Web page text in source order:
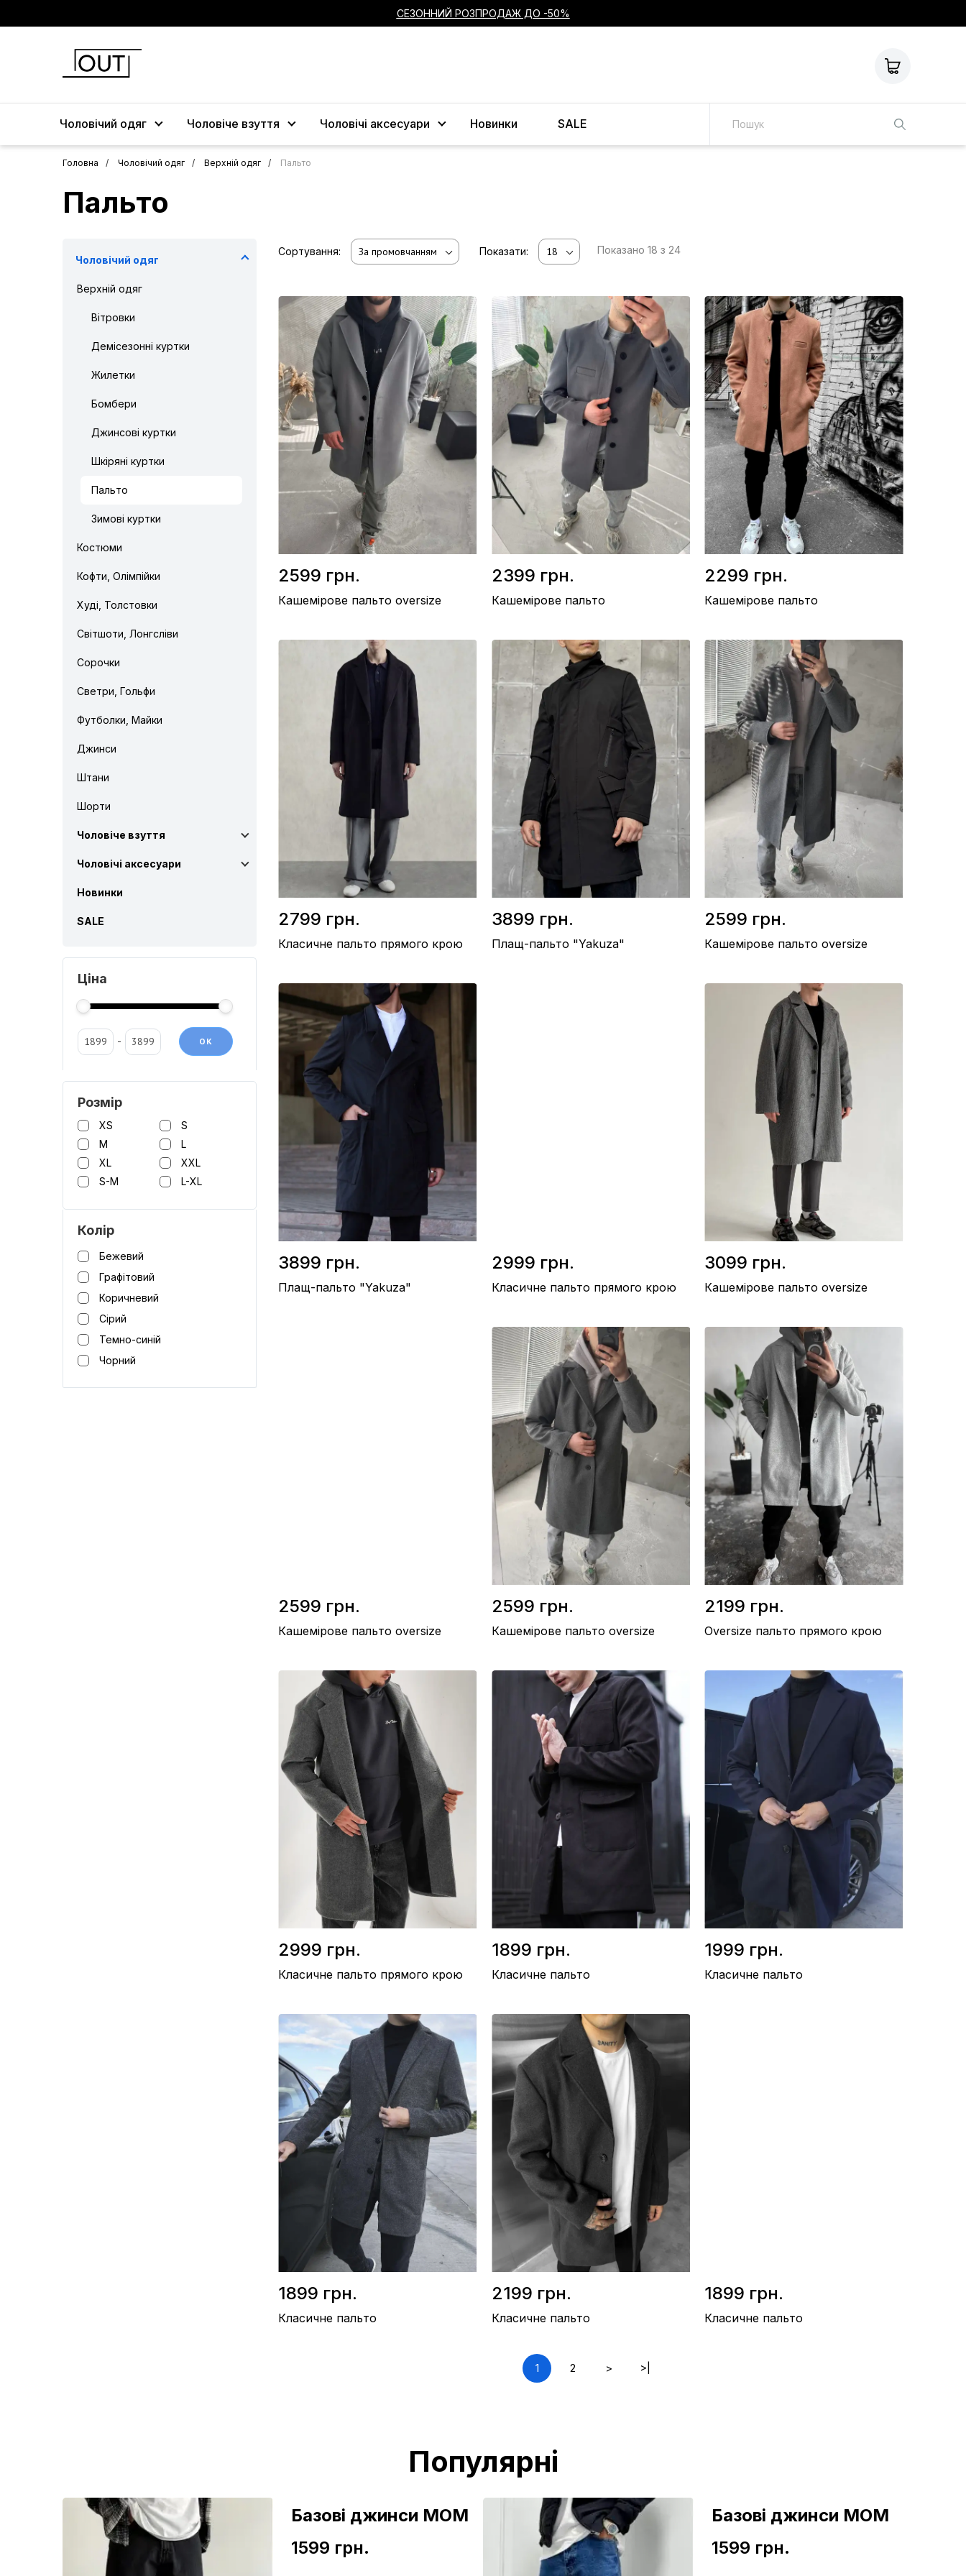
СЕЗОННИЙ РОЗПРОДАЖ ДО -50%
Чоловічий одяг Чоловіче взуття Чоловічі аксесуари Новинки SALE
Головна Чоловічий одяг Верхній одяг Пальто
Пальто
Чоловічий одяг
Верхній одяг
Вітровки
Демісезонні куртки
Жилетки
Бомбери
Джинсові куртки
Шкіряні куртки
Пальто
Зимові куртки
Костюми
Кофти, Олімпійки
Худі, Толстовки
Світшоти, Лонгсліви
Сорочки
Светри, Гольфи
Футболки, Майки
Джинси
Штани
Шорти
Чоловіче взуття
Чоловічі аксесуари
Новинки
SALE
Ціна
- OК
Розмір
ХS
S
M
L
XL
XXL
S-M
L-XL
Колір
Бежевий
Графітовий
Коричневий
Сірий
Темно-синій
Чорний
Сортування: За промовчанням Показати: 18 Показано 18 з 24
2599 грн.
Кашемірове пальто oversize
Підкладка / Нейлон
Склад / Кашемір 85%, Вовна 15%
Виробництво / Україна
Колір / Сірий
2399 грн.
Кашемірове пальто
Матеріал / Кашемір
Виробництво / Україна
Колір / Сірий
2299 грн.
Кашемірове пальто
Матеріал / Кашемір
Виробництво / Україна
Колір / Бежевий
2799 грн.
Класичне пальто прямого крою
Матеріал / Кашемір
Виробництво / Україна
Колір / Чорний
3899 грн.
Плащ-пальто "Yakuza"
2599 грн.
Кашемірове пальто oversize
Підкладка / Нейлон
Склад / Кашемір 85%, Вовна 15%
Виробництво / Україна
Колір / Графітовий
3899 грн.
Плащ-пальто "Yakuza"
2999 грн.
Класичне пальто прямого крою
Склад / Поліестер 50%, Віскоза 50%
Матеріал / Кашемір
Виробництво / Україна
Колір / Сірий
3099 грн.
Кашемірове пальто oversize
Матеріал / Кашемір
Виробництво / Туреччина
Колір / Сірий
2599 грн.
Кашемірове пальто oversize
Підкладка / Нейлон
Склад / Кашемір 85%, Вовна 15%
Виробництво / Україна
Колір / Сірий
2599 грн.
Кашемірове пальто oversize
Підкладка / Нейлон
Склад / Кашемір 85%, Вовна 15%
Виробництво / Україна
Колір / Графітовий
2199 грн.
Oversize пальто прямого крою
Підкладка / Нейлон
Матеріал / Кашемір, Вовна
Виробництво / Україна
Колір / Сірий
2999 грн.
Класичне пальто прямого крою
Склад / Поліестер 50%, Віскоза 50%
Матеріал / Кашемір
Виробництво / Україна
Колір / Сірий
1899 грн.
Класичне пальто
Матеріал / Кашемір
Виробництво / Україна
Колір / Чорний
1999 грн.
Класичне пальто
1899 грн.
Класичне пальто
2199 грн.
Класичне пальто
Матеріал / Кашемір
1899 грн.
Класичне пальто
1 2 > >|
Популярні
Базові джинси МОМ
1599 грн.
Базові джинси МОМ
1599 грн.